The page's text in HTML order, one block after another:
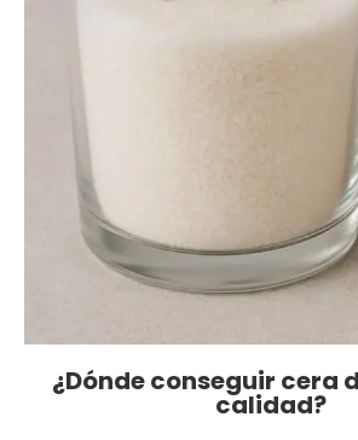
¿Dónde conseguir cera
calidad?